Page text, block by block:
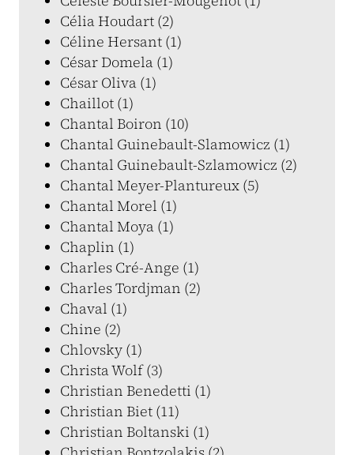
Célia Houdart (2)
Céline Hersant (1)
César Domela (1)
César Oliva (1)
Chaillot (1)
Chantal Boiron (10)
Chantal Guinebault-Slamowicz (1)
Chantal Guinebault-Szlamowicz (2)
Chantal Meyer-Plantureux (5)
Chantal Morel (1)
Chantal Moya (1)
Chaplin (1)
Charles Cré-Ange (1)
Charles Tordjman (2)
Chaval (1)
Chine (2)
Chlovsky (1)
Christa Wolf (3)
Christian Benedetti (1)
Christian Biet (11)
Christian Boltanski (1)